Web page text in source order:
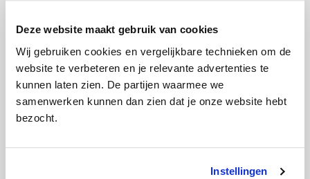
Deze website maakt gebruik van cookies
Wij gebruiken cookies en vergelijkbare technieken om de
website te verbeteren en je relevante advertenties te
kunnen laten zien. De partijen waarmee we
samenwerken kunnen dan zien dat je onze website hebt
bezocht.
Instellingen
betalen te kunnen. Voor een alleenstaande
komt dat neer op ongeveer € 70, voor een
stel op € 140. Voor huishoudens met
kinderen komt daar ongeveer € 30 per kind
voor drie dagen bij.
Hoe goed is jouw contant geld